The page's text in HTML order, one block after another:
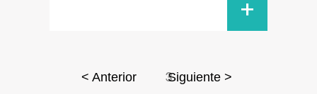
+
< Anterior 3Siguiente >